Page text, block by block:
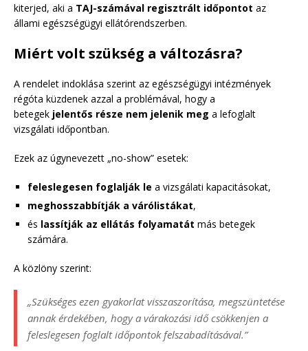
kiterjed, aki a TAJ-számával regisztrált időpontot az
állami egészségügyi ellátórendszerben.
Miért volt szükség a változásra?
A rendelet indoklása szerint az egészségügyi intézmények
régóta küzdenek azzal a problémával, hogy a
betegek jelentős része nem jelenik meg a lefoglalt
vizsgálati időpontban.
Ezek az úgynevezett „no-show” esetek:
feleslegesen foglalják le a vizsgálati kapacitásokat,
meghosszabbítják a várólistákat,
és lassítják az ellátás folyamatát más betegek
számára.
A közlöny szerint:
„Szükséges ezen gyakorlat visszaszorítása, megszüntetése
annak érdekében, hogy a várakozási idő csökkenjen a
feleslegesen foglalt időpontok felszabadításával.”